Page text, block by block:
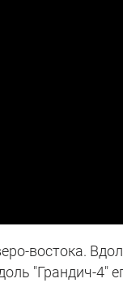
востока.
"Грандич-4"